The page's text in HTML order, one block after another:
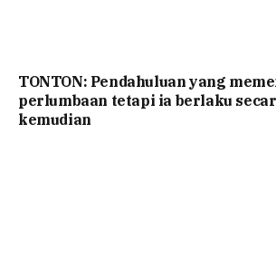
TONTON: Pendahuluan yang
perlumbaan tetapi ia berlaku
kemudian